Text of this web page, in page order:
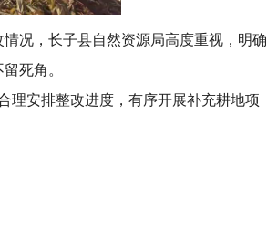
况，长子县自然资源局高度重视，明确
死角。
安排整改进度，有序开展补充耕地项